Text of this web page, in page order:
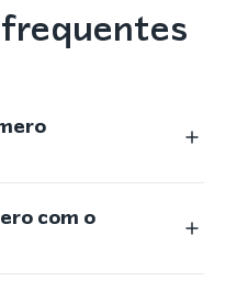
com o